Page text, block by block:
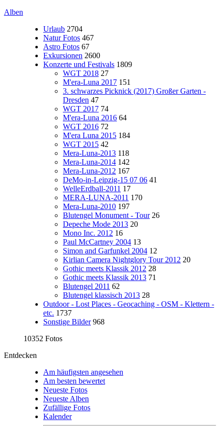
Alben
Urlaub 2704
Natur Fotos 467
Astro Fotos 67
Exkursionen 2600
Konzerte und Festivals 1809
WGT 2018 27
M'era-Luna 2017 151
3. schwarzes Picknick (2017) Großer Garten -
Dresden 47
WGT 2017 74
M'era-Luna 2016 64
WGT 2016 72
M'era Luna 2015 184
WGT 2015 42
Mera-Luna-2013 118
Mera-Luna-2014 142
Mera-Luna-2012 167
DeMo-in-Leipzig-15 07 06 41
WelleErdball-2011 17
MERA-LUNA-2011 170
Mera-Luna-2010 197
Blutengel Monument - Tour 26
Depeche Mode 2013 20
Mono Inc. 2012 16
Paul McCartney 2004 13
Simon and Garfunkel 2004 12
Kirlian Camera Nightglory Tour 2012 20
Gothic meets Klassik 2012 28
Gothic meets Klassik 2013 71
Blutengel 2011 62
Blutengel klassisch 2013 28
Outdoor - Lost Places - Geocaching - OSM - Klettern -
etc. 1737
Sonstige Bilder 968
10352 Fotos
Entdecken
Am häufigsten angesehen
Am besten bewertet
Neueste Fotos
Neueste Alben
Zufällige Fotos
Kalender